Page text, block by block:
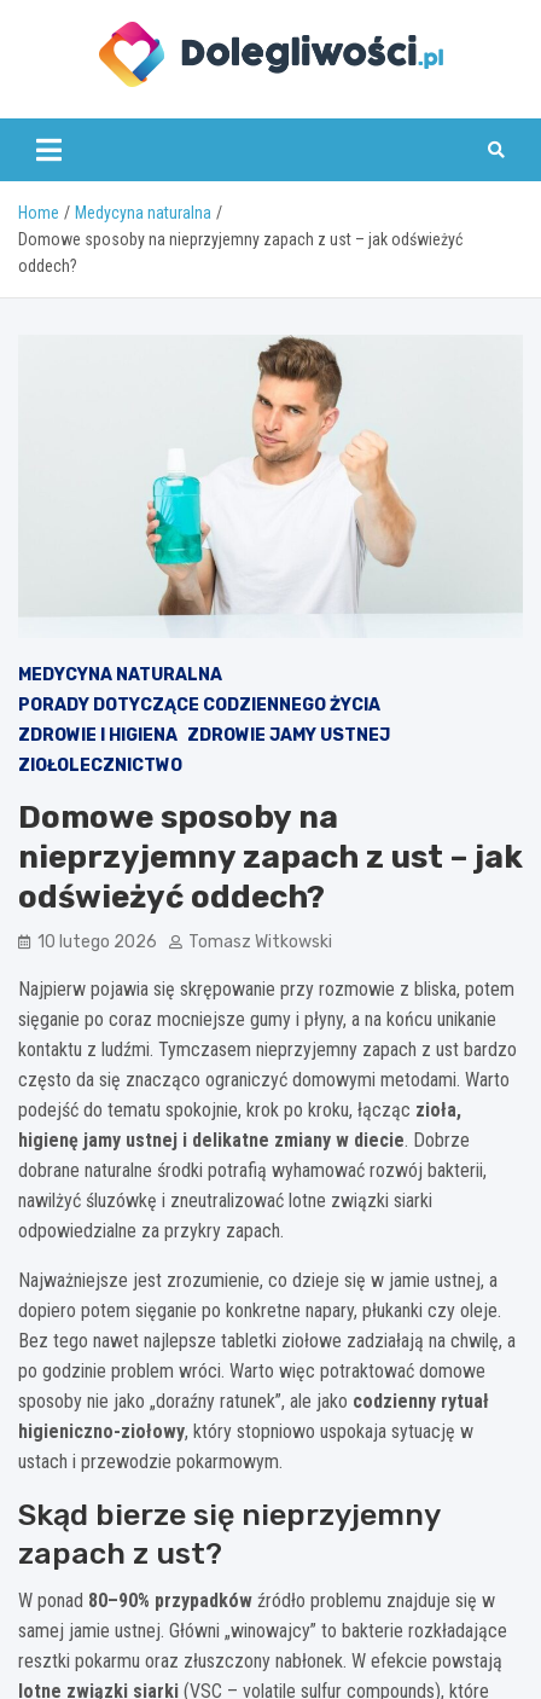
dolegliwosci.pl
Home
Medycyna naturalna
Domowe sposoby na nieprzyjemny zapach z ust – jak odświeżyć
oddech?
MEDYCYNA NATURALNA
PORADY DOTYCZĄCE CODZIENNEGO ŻYCIA
ZDROWIE I HIGIENA ZDROWIE JAMY USTNEJ
ZIOŁOLECZNICTWO
Domowe sposoby na
nieprzyjemny zapach z ust – jak
odświeżyć oddech?
10 lutego 2026 Tomasz Witkowski
Najpierw pojawia się skrępowanie przy rozmowie z bliska, potem
sięganie po coraz mocniejsze gumy i płyny, a na końcu unikanie
kontaktu z ludźmi. Tymczasem nieprzyjemny zapach z ust bardzo
często da się znacząco ograniczyć domowymi metodami. Warto
podejść do tematu spokojnie, krok po kroku, łącząc zioła,
higienę jamy ustnej i delikatne zmiany w diecie. Dobrze
dobrane naturalne środki potrafią wyhamować rozwój bakterii,
nawilżyć śluzówkę i zneutralizować lotne związki siarki
odpowiedzialne za przykry zapach.
Najważniejsze jest zrozumienie, co dzieje się w jamie ustnej, a
dopiero potem sięganie po konkretne napary, płukanki czy oleje.
Bez tego nawet najlepsze tabletki ziołowe zadziałają na chwilę, a
po godzinie problem wróci. Warto więc potraktować domowe
sposoby nie jako „doraźny ratunek”, ale jako codzienny rytuał
higieniczno-ziołowy, który stopniowo uspokaja sytuację w
ustach i przewodzie pokarmowym.
Skąd bierze się nieprzyjemny
zapach z ust?
W ponad 80–90% przypadków źródło problemu znajduje się w
samej jamie ustnej. Główni „winowajcy” to bakterie rozkładające
resztki pokarmu oraz złuszczony nabłonek. W efekcie powstają
lotne związki siarki (VSC – volatile sulfur compounds), które